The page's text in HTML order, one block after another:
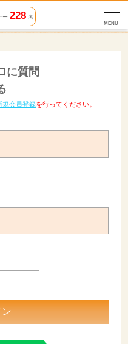
ー228 名
MENU
に質問
規会員登録を行ってください。